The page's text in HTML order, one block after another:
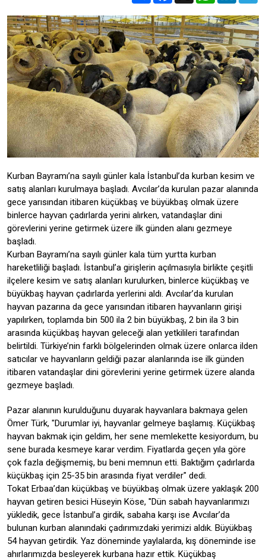
Kurban Bayramı’na sayılı günler kala İstanbul’da kurban kesim ve
satış alanları kurulmaya başladı. Avcılar’da kurulan pazar alanında
gece yarısından itibaren küçükbaş ve büyükbaş olmak üzere
binlerce hayvan çadırlarda yerini alırken, vatandaşlar dini
görevlerini yerine getirmek üzere ilk günden alanı gezmeye
başladı.
Kurban Bayramı’na sayılı günler kala tüm yurtta kurban
hareketliliği başladı. İstanbul’a girişlerin açılmasıyla birlikte çeşitli
ilçelere kesim ve satış alanları kurulurken, binlerce küçükbaş ve
büyükbaş hayvan çadırlarda yerlerini aldı. Avcılar’da kurulan
hayvan pazarına da gece yarısından itibaren hayvanların girişi
yapılırken, toplamda bin 500 ila 2 bin büyükbaş, 2 bin ila 3 bin
arasında küçükbaş hayvan geleceği alan yetkilileri tarafından
belirtildi. Türkiye’nin farklı bölgelerinden olmak üzere onlarca ilden
satıcılar ve hayvanların geldiği pazar alanlarında ise ilk günden
itibaren vatandaşlar dini görevlerini yerine getirmek üzere alanda
gezmeye başladı.
Pazar alanının kurulduğunu duyarak hayvanlara bakmaya gelen
Ömer Türk, "Durumlar iyi, hayvanlar gelmeye başlamış. Küçükbaş
hayvan bakmak için geldim, her sene memlekette kesiyordum, bu
sene burada kesmeye karar verdim. Fiyatlarda geçen yıla göre
çok fazla değişmemiş, bu beni memnun etti. Baktığım çadırlarda
küçükbaş için 25-35 bin arasında fiyat verdiler" dedi.
Tokat Erbaa’dan küçükbaş ve büyükbaş olmak üzere yaklaşık 200
hayvan getiren besici Hüseyin Köse, "Dün sabah hayvanlarımızı
yükledik, gece İstanbul’a girdik, sabaha karşı ise Avcılar’da
bulunan kurban alanındaki çadırımızdaki yerimizi aldık. Büyükbaş
54 hayvan getirdik. Yaz döneminde yaylalarda, kış döneminde ise
ahırlarımızda besleyerek kurbana hazır ettik. Küçükbaş